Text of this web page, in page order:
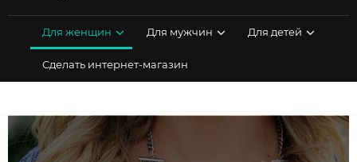
Для женщин Для мужчин Для детей
Сделать интернет-магазин